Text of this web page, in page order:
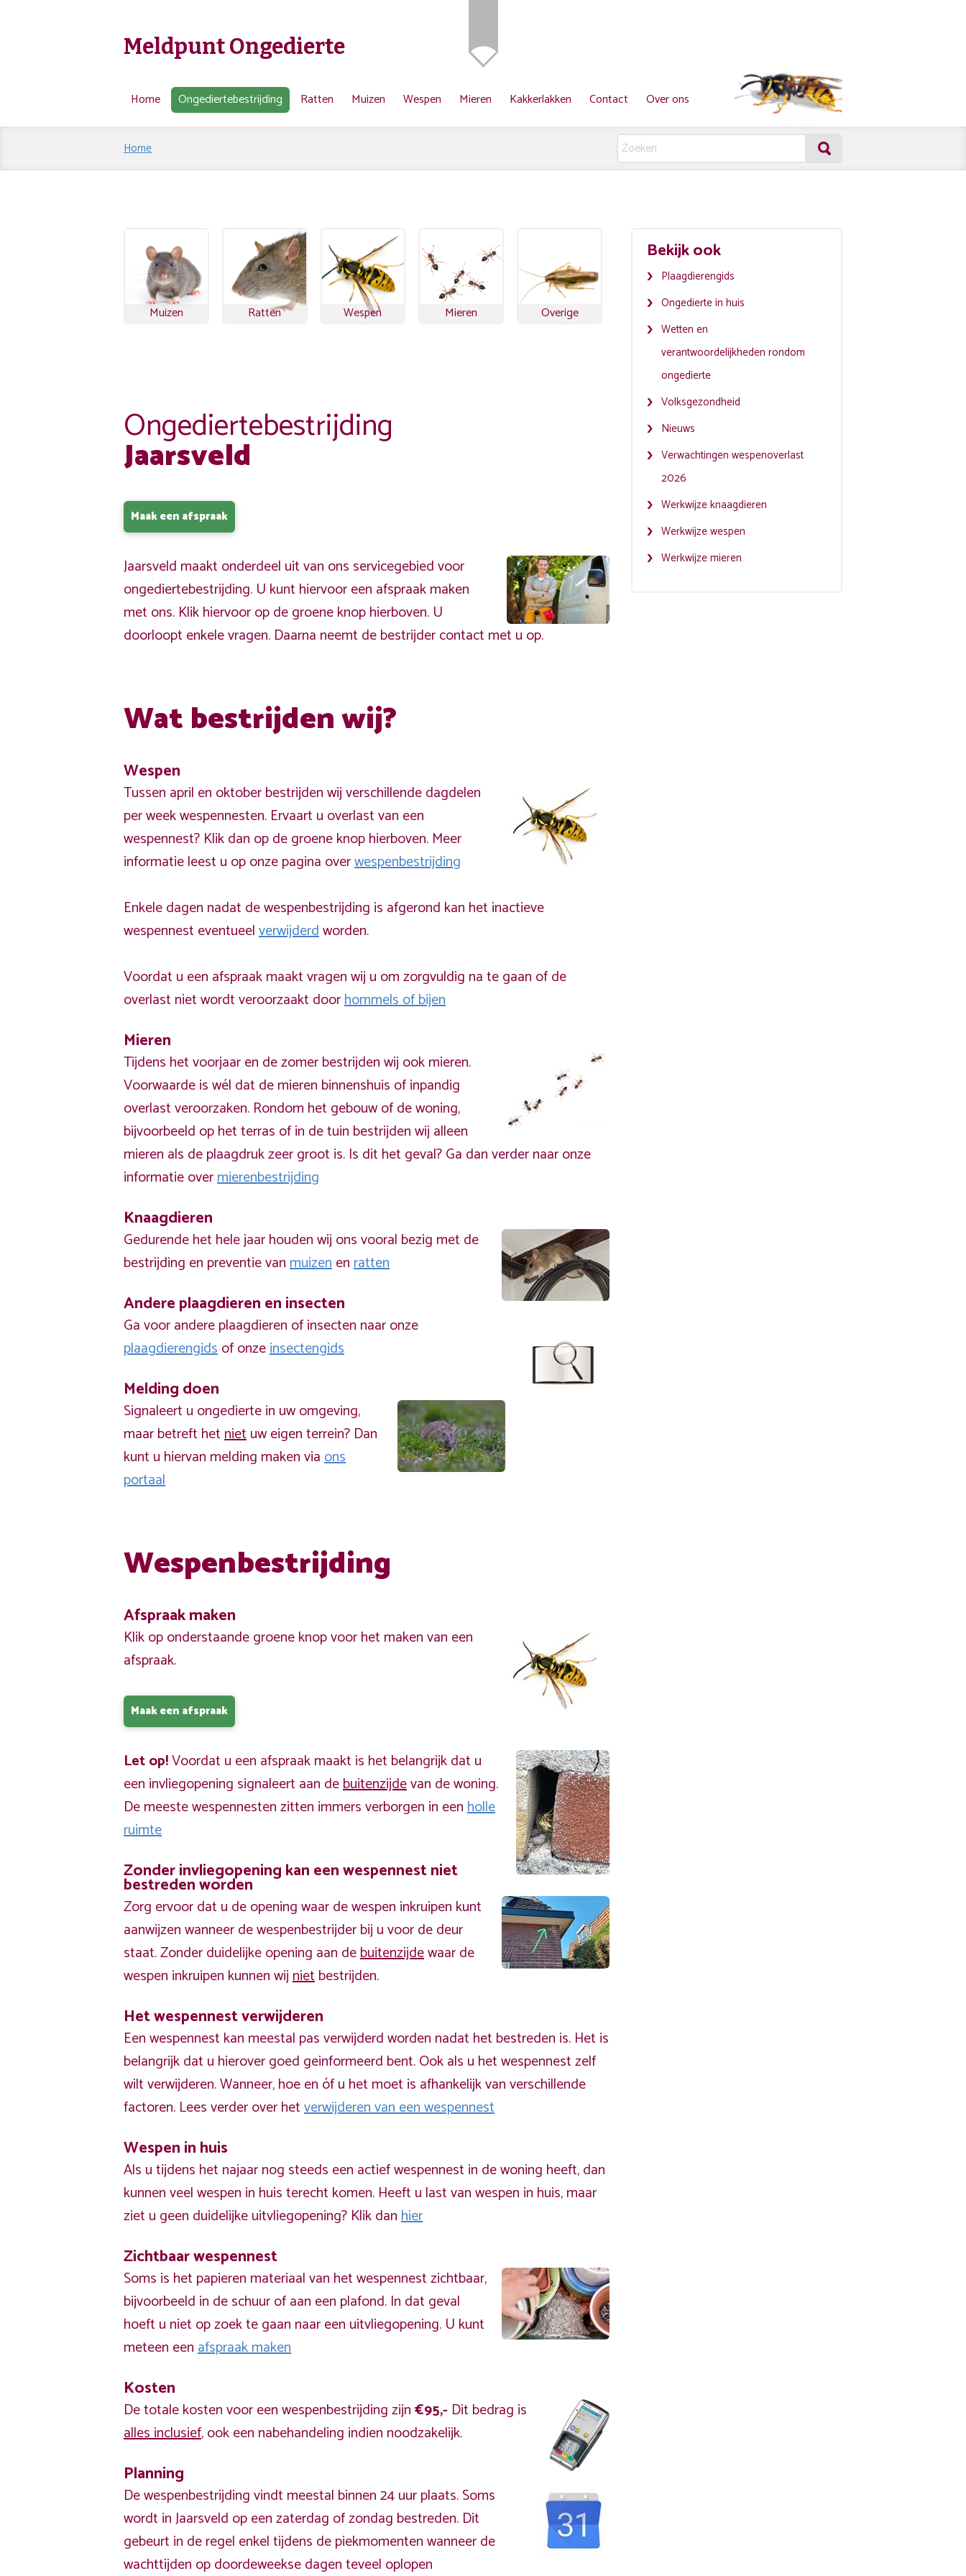
Meldpunt Ongedierte
Home Ongediertebestrijding Ratten Muizen Wespen Mieren Kakkerlakken Contact Over ons
Home
Muizen Ratten Wespen Mieren Overige
Ongediertebestrijding
Jaarsveld
Maak een afspraak
Jaarsveld maakt onderdeel uit van ons servicegebied voor
ongediertebestrijding. U kunt hiervoor een afspraak maken
met ons. Klik hiervoor op de groene knop hierboven. U
doorloopt enkele vragen. Daarna neemt de bestrijder contact met u op.
Wat bestrijden wij?
Wespen
Tussen april en oktober bestrijden wij verschillende dagdelen
per week wespennesten. Ervaart u overlast van een
wespennest? Klik dan op de groene knop hierboven. Meer
informatie leest u op onze pagina overwespenbestrijding
Enkele dagen nadat de wespenbestrijding is afgerond kan het inactieve
wespennest eventueelverwijderdworden.
Voordat u een afspraak maakt vragen wij u om zorgvuldig na te gaan of de
overlast niet wordt veroorzaakt doorhommels of bijen
Mieren
Tijdens het voorjaar en de zomer bestrijden wij ook mieren.
Voorwaarde is wél dat de mieren binnenshuis of inpandig
overlast veroorzaken. Rondom het gebouw of de woning,
bijvoorbeeld op het terras of in de tuin bestrijden wij alleen
mieren als de plaagdruk zeer groot is. Is dit het geval? Ga dan verder naar onze
informatie overmierenbestrijding
Knaagdieren
Gedurende het hele jaar houden wij ons vooral bezig met de
bestrijding en preventie vanmuizenenratten
Andere plaagdieren en insecten
Ga voor andere plaagdieren of insecten naar onze
plaagdierengidsof onzeinsectengids
Melding doen
Signaleert u ongedierte in uw omgeving,
maar betreft hetnietuw eigen terrein? Dan
kunt u hiervan melding maken viaons
portaal
Wespenbestrijding
Afspraak maken
Klik op onderstaande groene knop voor het maken van een
afspraak.
Maak een afspraak
Let op!Voordat u een afspraak maakt is het belangrijk dat u
een invliegopening signaleert aan debuitenzijdevan de woning.
De meeste wespennesten zitten immers verborgen in eenholle
ruimte
Zonder invliegopening kan een wespennest niet
bestreden worden
Zorg ervoor dat u de opening waar de wespen inkruipen kunt
aanwijzen wanneer de wespenbestrijder bij u voor de deur
staat. Zonder duidelijke opening aan debuitenzijdewaar de
wespen inkruipen kunnen wijnietbestrijden.
Het wespennest verwijderen
Een wespennest kan meestal pas verwijderd worden nadat het bestreden is. Het is
belangrijk dat u hierover goed geinformeerd bent. Ook als u het wespennest zelf
wilt verwijderen. Wanneer, hoe en óf u het moet is afhankelijk van verschillende
factoren. Lees verder over hetverwijderen van een wespennest
Wespen in huis
Als u tijdens het najaar nog steeds een actief wespennest in de woning heeft, dan
kunnen veel wespen in huis terecht komen. Heeft u last van wespen in huis, maar
ziet u geen duidelijke uitvliegopening? Klik danhier
Zichtbaar wespennest
Soms is het papieren materiaal van het wespennest zichtbaar,
bijvoorbeeld in de schuur of aan een plafond. In dat geval
hoeft u niet op zoek te gaan naar een uitvliegopening. U kunt
meteen eenafspraak maken
Kosten
De totale kosten voor een wespenbestrijding zijn€95,- Dit bedrag is
alles inclusief, ook een nabehandeling indien noodzakelijk.
Planning
De wespenbestrijding vindt meestal binnen 24 uur plaats. Soms
wordt in Jaarsveld op een zaterdag of zondag bestreden. Dit
gebeurt in de regel enkel tijdens de piekmomenten wanneer de
wachttijden op doordeweekse dagen teveel oplopen
Bekijk ook
Plaagdierengids
Ongedierte in huis
Wetten en
verantwoordelijkheden rondom
ongedierte
Volksgezondheid
Nieuws
Verwachtingen wespenoverlast
2026
Werkwijze knaagdieren
Werkwijze wespen
Werkwijze mieren